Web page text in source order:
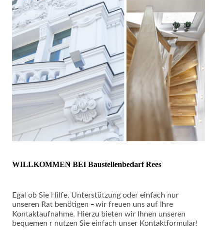
WILLKOMMEN BEI Baustellenbedarf Rees
Egal ob Sie Hilfe, Unterstützung oder einfach nur
unseren Rat benötigen – wir freuen uns auf Ihre
Kontaktaufnahme. Hierzu bieten wir Ihnen unseren
bequemen r nutzen Sie einfach unser Kontaktformular!